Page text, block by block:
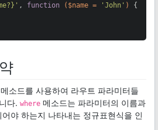
, function ($name = 'John' )
{
메소드를 사용하여 라우트 파라미터들
다. where 메소드는 파라미터의 이름과
야 하는지 나타내는 정규표현식을 인